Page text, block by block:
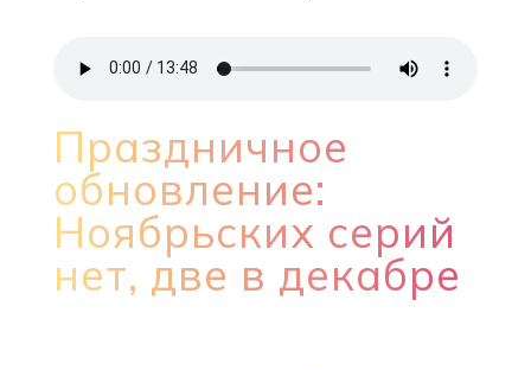
Праздничное
обновление:
Ноябрьских серий
нет, две в декабре